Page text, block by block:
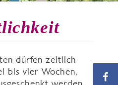
dürfen zeitlich
bis vier Wochen,